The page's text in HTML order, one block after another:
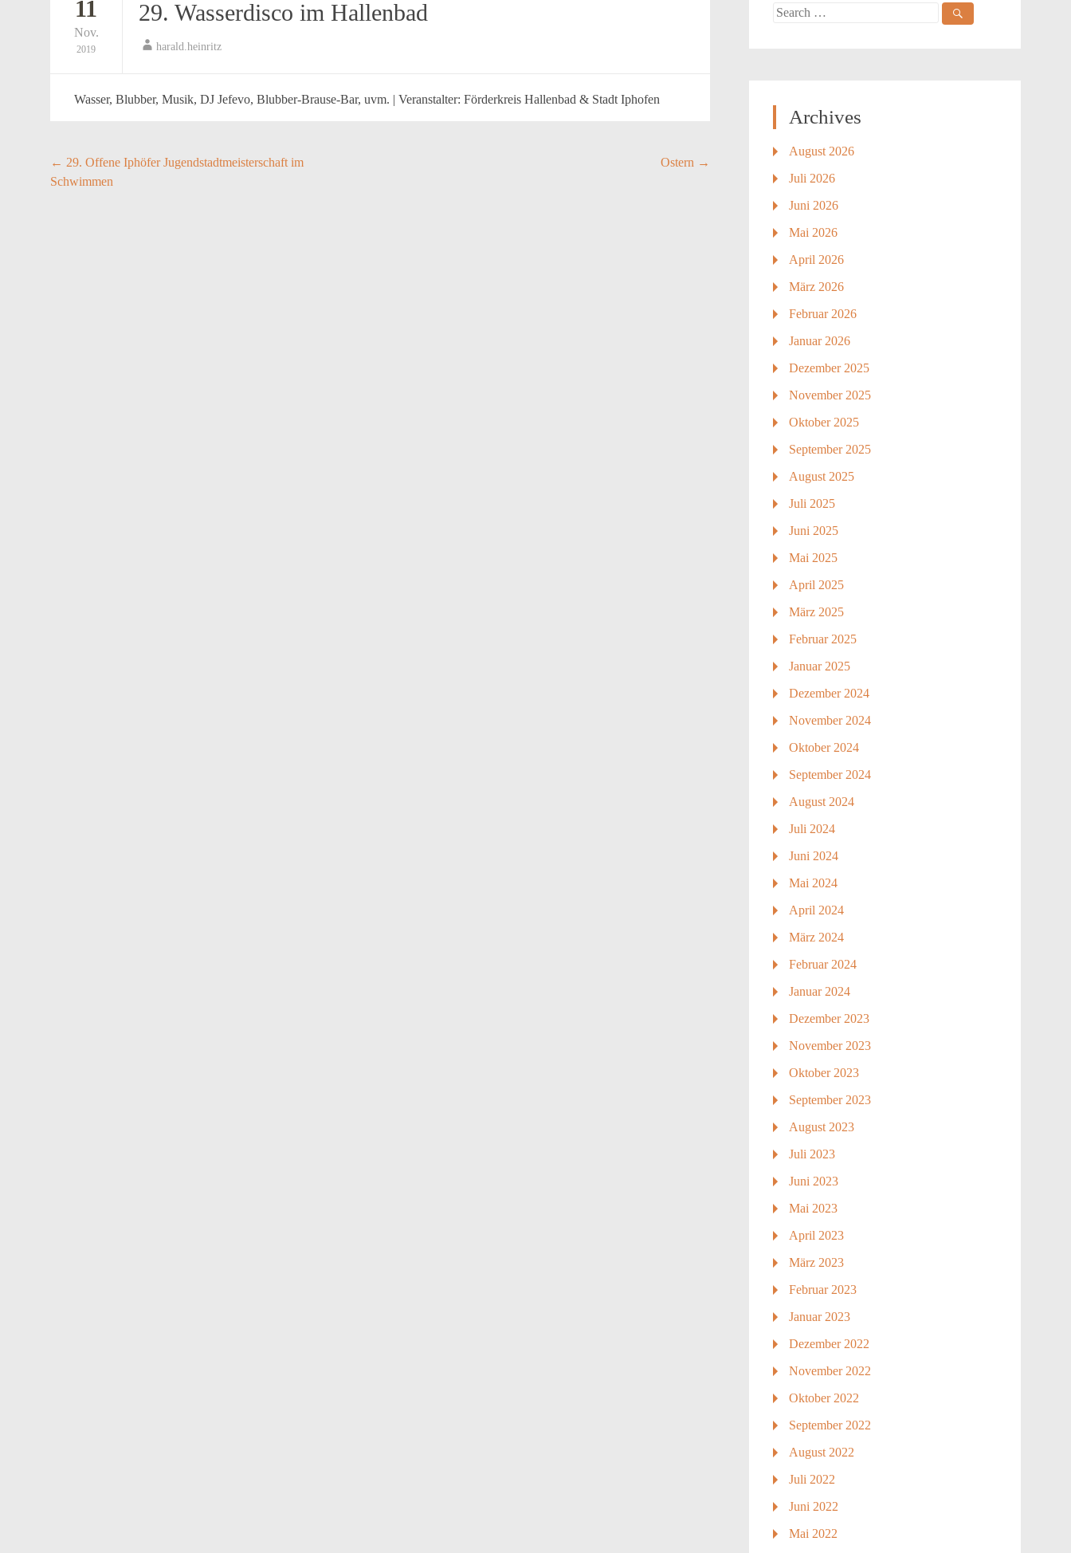
11
Nov.
2019
29. Wasserdisco im Hallenbad
harald.heinritz
Wasser, Blubber, Musik, DJ Jefevo, Blubber-Brause-Bar, uvm. | Veranstalter: Förderkreis Hallenbad & Stadt Iphofen
Post
navigation
← 29. Offene Iphöfer Jugendstadtmeisterschaft im
Schwimmen
Ostern →
Search
Archives
August 2026
Juli 2026
Juni 2026
Mai 2026
April 2026
März 2026
Februar 2026
Januar 2026
Dezember 2025
November 2025
Oktober 2025
September 2025
August 2025
Juli 2025
Juni 2025
Mai 2025
April 2025
März 2025
Februar 2025
Januar 2025
Dezember 2024
November 2024
Oktober 2024
September 2024
August 2024
Juli 2024
Juni 2024
Mai 2024
April 2024
März 2024
Februar 2024
Januar 2024
Dezember 2023
November 2023
Oktober 2023
September 2023
August 2023
Juli 2023
Juni 2023
Mai 2023
April 2023
März 2023
Februar 2023
Januar 2023
Dezember 2022
November 2022
Oktober 2022
September 2022
August 2022
Juli 2022
Juni 2022
Mai 2022